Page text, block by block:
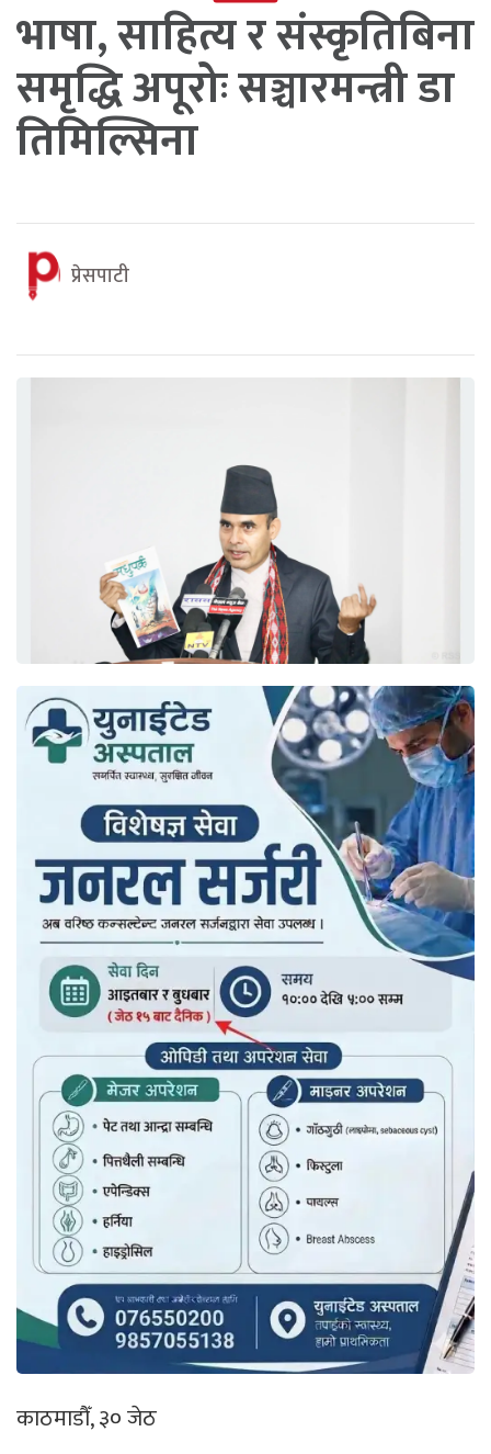
भाषा, साहित्य र संस्कृतिबिना
समृद्धि अपूरोः सञ्चारमन्त्री डा
तिमिल्सिना
प्रेसपाटी
काठमाडौँ, ३० जेठ